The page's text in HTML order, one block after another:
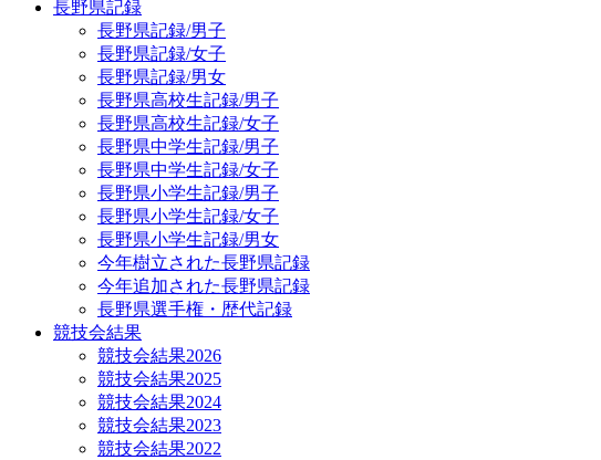
長野県記録
長野県記録/男子
長野県記録/女子
長野県記録/男女
長野県高校生記録/男子
長野県高校生記録/女子
長野県中学生記録/男子
長野県中学生記録/女子
長野県小学生記録/男子
長野県小学生記録/女子
長野県小学生記録/男女
今年樹立された長野県記録
今年追加された長野県記録
長野県選手権・歴代記録
競技会結果
競技会結果2026
競技会結果2025
競技会結果2024
競技会結果2023
競技会結果2022